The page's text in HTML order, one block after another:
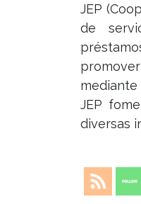
JEP
de
JEP
diversas